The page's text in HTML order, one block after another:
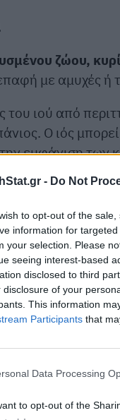
- Do Not
to opt-out of the
information for
your selection. Please
seeing interest-based
disclosed to third
disclosure of your
This information
Participants that
Data Processing
to opt-out of the
ζώου,
με αμυχές ή
ιού από
Ο ιός
εμφάνιση των